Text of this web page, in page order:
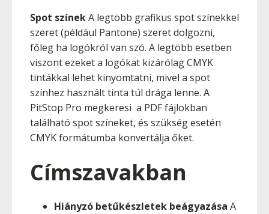
Spot színekA legtöbb grafikus spot színekkel
szeret (például Pantone) szeret dolgozni,
főleg ha logókról van szó. A legtöbb esetben
viszont ezeket a logókat kizárólag CMYK
tintákkal lehet kinyomtatni, mivel a spot
színhez használt tinta túl drága lenne. A
PitStop Pro megkeresi a PDF fájlokban
található spot színeket, és szükség esetén
CMYK formátumba konvertálja őket.
Címszavakban
Hiányzó betűkészletek beágyazása A